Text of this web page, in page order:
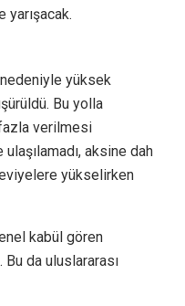
yüksek
Bu yolla
verilmesi
aksine dah
yükselirken
kabül gören
da uluslararası